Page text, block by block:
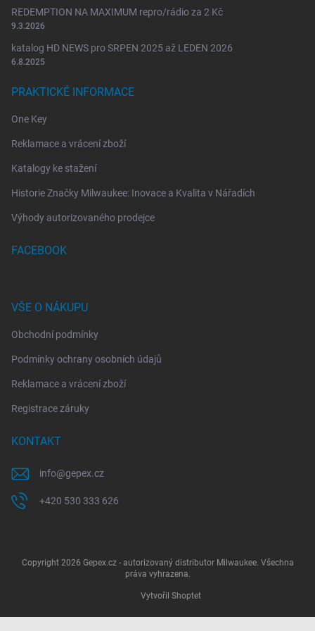
REDEMPTION NA MAXIMUM repro/rádio za 2 Kč
9.3.2026
katalog HD NEWS pro SRPEN 2025 až LEDEN 2026
6.8.2025
PRAKTICKÉ INFORMACE
One Key
Reklamace a vrácení zboží
Katalogy ke stažení
Historie Značky Milwaukee: Inovace a Kvalita v Nářadích
Výhody autorizovaného prodejce
FACEBOOK
VŠE O NÁKUPU
Obchodní podmínky
Podmínky ochrany osobních údajů
Reklamace a vrácení zboží
Registrace záruky
KONTAKT
info@gepex.cz
+420 530 333 626
Vytvořil Shoptet
Copyright 2026 Gepex.cz - autorizovaný distributor Milwaukee. Všechna
práva vyhrazena.